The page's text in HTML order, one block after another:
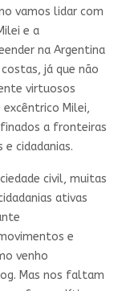
vamos lidar com
e a
na Argentina
já que não
virtuosos
excêntrico Milei,
a fronteiras
cidadanias.
civil, muitas
ativas
e
venho
Mas nos faltam